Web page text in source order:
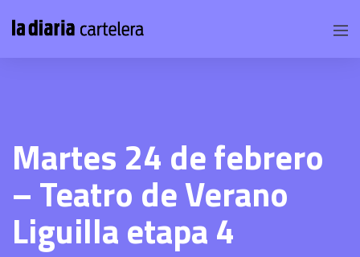
Martes 24 de febrero
– Teatro de Verano
Liguilla etapa 4